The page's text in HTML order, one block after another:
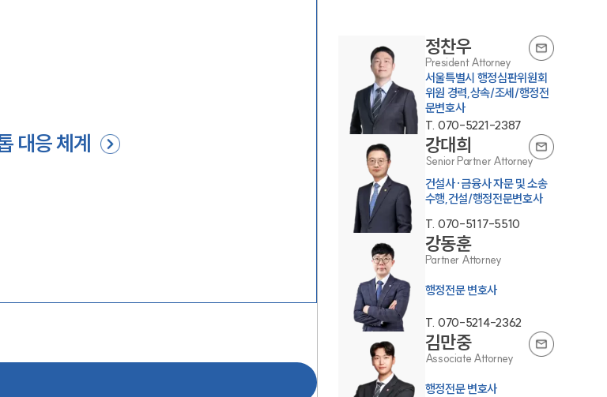
대응 체계
정찬우
President Attorney
서울특별시 행정심판위원회
위원 경력,상속/조세/행정전
문변호사
T. 070-5221-2387
강대희
Senior Partner Attorney
건설사·금융사 자문 및 소송
수행,건설/행정전문변호사
T. 070-5117-5510
강동훈
Partner Attorney
행정전문 변호사
T. 070-5214-2362
김만중
Associate Attorney
행정전문 변호사